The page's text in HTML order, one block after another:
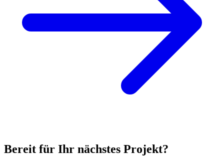
Bereit für Ihr nächstes Projekt?